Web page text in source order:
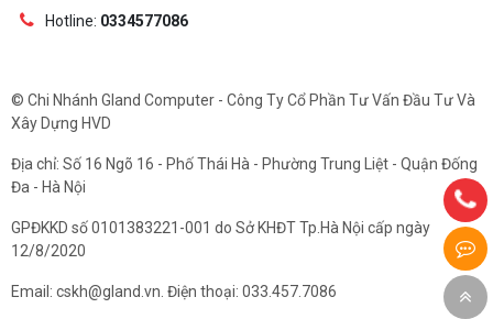
Hotline: 0334577086
© Chi Nhánh Gland Computer - Công Ty Cổ Phần Tư Vấn Đầu Tư Và
Xây Dựng HVD
Địa chỉ: Số 16 Ngõ 16 - Phố Thái Hà - Phường Trung Liệt - Quận Đống
Đa - Hà Nội
GPĐKKD số 0101383221-001 do Sở KHĐT Tp.Hà Nội cấp ngày
12/8/2020
Email: cskh@gland.vn. Điện thoại: 033.457.7086